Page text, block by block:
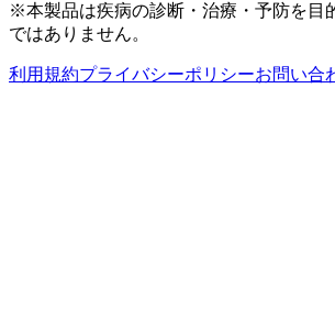
※本製品は疾病の診断・治療・予防を目
ではありません。
利用規約プライバシーポリシーお問い合